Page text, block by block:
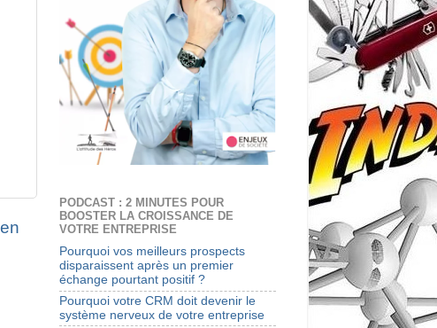
PODCAST : 2 MINUTES POUR
BOOSTER LA CROISSANCE DE
VOTRE ENTREPRISE
Pourquoi vos meilleurs prospects
disparaissent après un premier
échange pourtant positif ?
Pourquoi votre CRM doit devenir le
système nerveux de votre entreprise